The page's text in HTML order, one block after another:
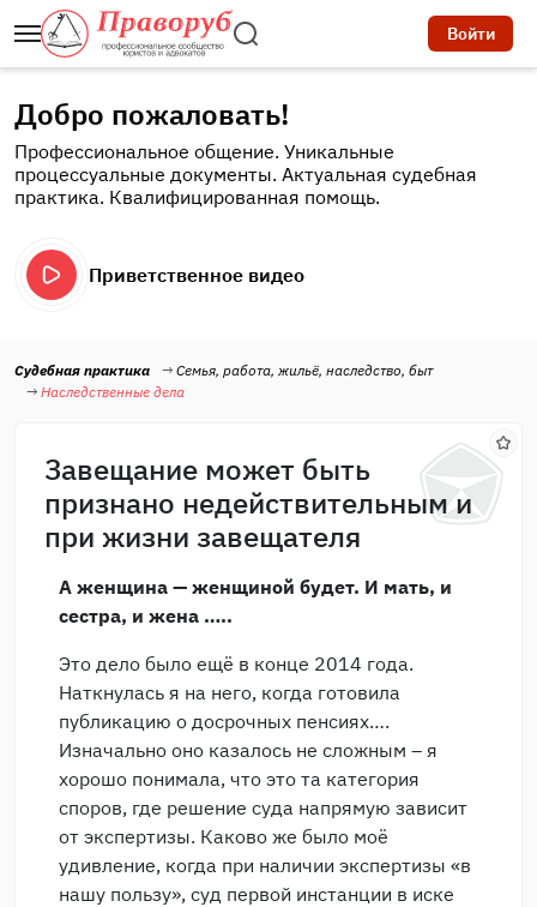
Войти
Добро пожаловать!
Профессиональное общение. Уникальные
процессуальные документы. Актуальная судебная
практика. Квалифицированная помощь.
Приветственное видео
Судебная практика
Семья, работа, жильё, наследство, быт
Наследственные дела
Завещание может быть
признано недействительным и
при жизни завещателя
А женщина — женщиной будет. И мать, и
сестра, и жена …..
Это дело было ещё в конце 2014 года.
Наткнулась я на него, когда готовила
публикацию о досрочных пенсиях….
Изначально оно казалось не сложным – я
хорошо понимала, что это та категория
споров, где решение суда напрямую зависит
от экспертизы. Каково же было моё
удивление, когда при наличии экспертизы «в
нашу пользу», суд первой инстанции в иске